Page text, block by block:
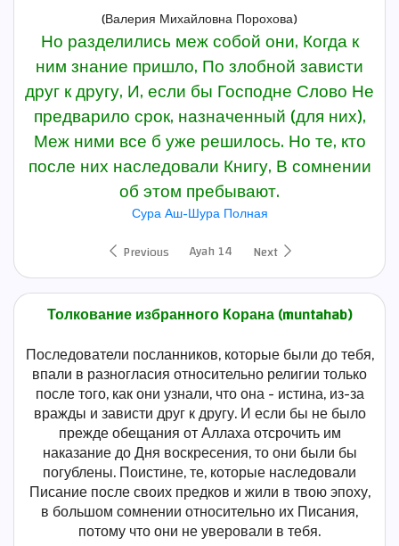
(Валерия Михайловна Порохова)
Но разделились меж собой они, Когда к
ним знание пришло, По злобной зависти
друг к другу, И, если бы Господне Слово Не
предварило срок, назначенный (для них),
Меж ними все б уже решилось. Но те, кто
после них наследовали Книгу, В сомнении
об этом пребывают.
Сура Аш-Шура Полная
Previous
Ayah 14 Next
Толкование избранного Корана (muntahab)
Последователи посланников, которые были до тебя,
впали в разногласия относительно религии только
после того, как они узнали, что она - истина, из-за
вражды и зависти друг к другу. И если бы не было
прежде обещания от Аллаха отсрочить им
наказание до Дня воскресения, то они были бы
погублены. Поистине, те, которые наследовали
Писание после своих предков и жили в твою эпоху,
в большом сомнении относительно их Писания,
потому что они не уверовали в тебя.